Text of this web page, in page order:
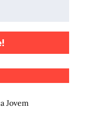
Jovem